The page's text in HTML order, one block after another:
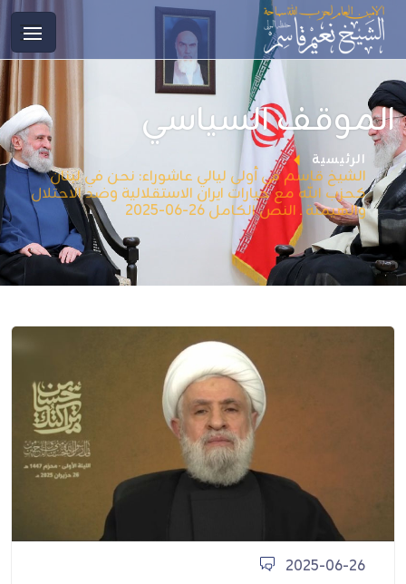
الموقف السياسي
الرئيسية
الشيخ قاسم في أولى ليالي عاشوراء: نحن في لبنان
كحزب الله مع خيارات ايران الاستقلالية وضد الاحتلال
والهيمنة ـ النص الكامل 26-06-2025
2025-06-26